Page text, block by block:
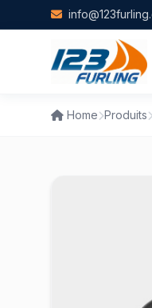
Skip to main content
Home Produits